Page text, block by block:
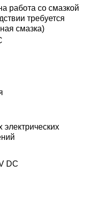
работа со смазкой
требуется
смазка)
электрических
DC